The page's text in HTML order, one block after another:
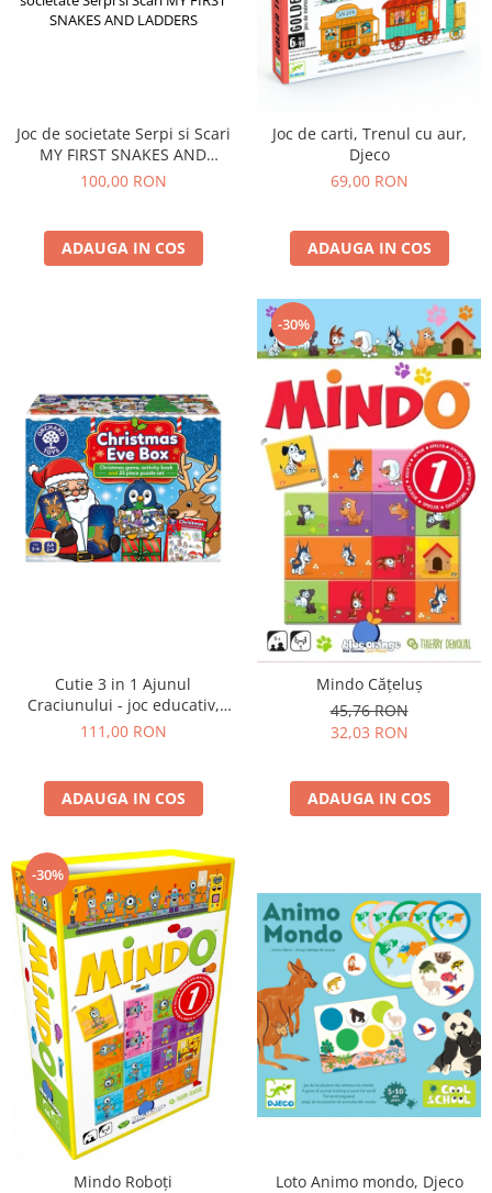
Joc de societate Serpi si Scari
MY FIRST SNAKES AND
LADDERS
100,00 RON
ADAUGA IN COS
Joc de carti, Trenul cu aur,
Djeco
69,00 RON
ADAUGA IN COS
Cutie 3 in 1 Ajunul
Craciunului - joc educativ,
puzzle si carte de colorat cu
111,00 RON
ADAUGA IN COS
-30%
Mindo Cățeluș
45,76 RON
32,03 RON
ADAUGA IN COS
-30%
Mindo Roboți
Loto Animo mondo, Djeco